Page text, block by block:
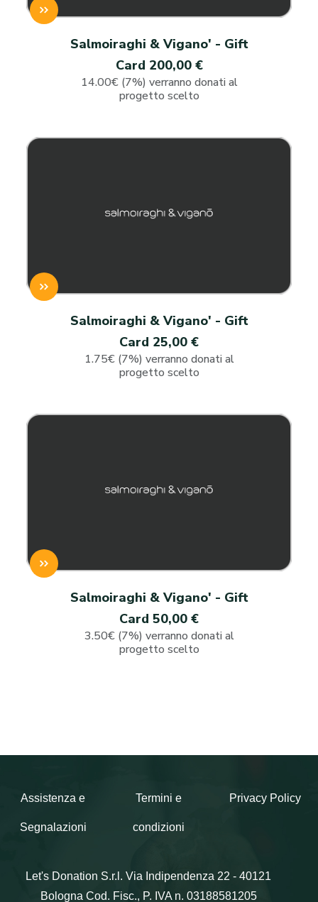
Salmoiraghi & Vigano' - Gift
Card 200,00 €
14.00€ (7%) verranno donati al
progetto scelto
Salmoiraghi & Vigano' - Gift
Card 25,00 €
1.75€ (7%) verranno donati al
progetto scelto
Salmoiraghi & Vigano' - Gift
Card 50,00 €
3.50€ (7%) verranno donati al
progetto scelto
Assistenza e
Segnalazioni
Termini e
condizioni
Privacy Policy
Let's Donation S.r.l. Via Indipendenza 22 - 40121
Bologna Cod. Fisc., P. IVA n. 03188581205